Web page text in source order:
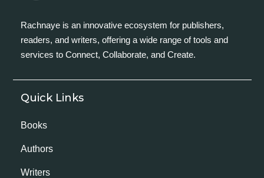
Rachnaye is an innovative ecosystem for publishers,
readers, and writers, offering a wide range of tools and
services to Connect, Collaborate, and Create.
Quick Links
Books
Authors
Writers